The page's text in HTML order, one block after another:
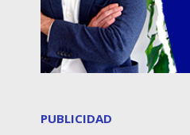
PUBLICIDAD